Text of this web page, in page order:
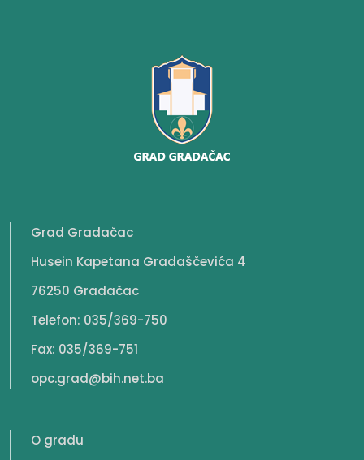
Grad Gradačac
Husein Kapetana Gradaščevića 4
76250 Gradačac
Telefon: 035/369-750
Fax: 035/369-751
opc.grad@bih.net.ba
O gradu